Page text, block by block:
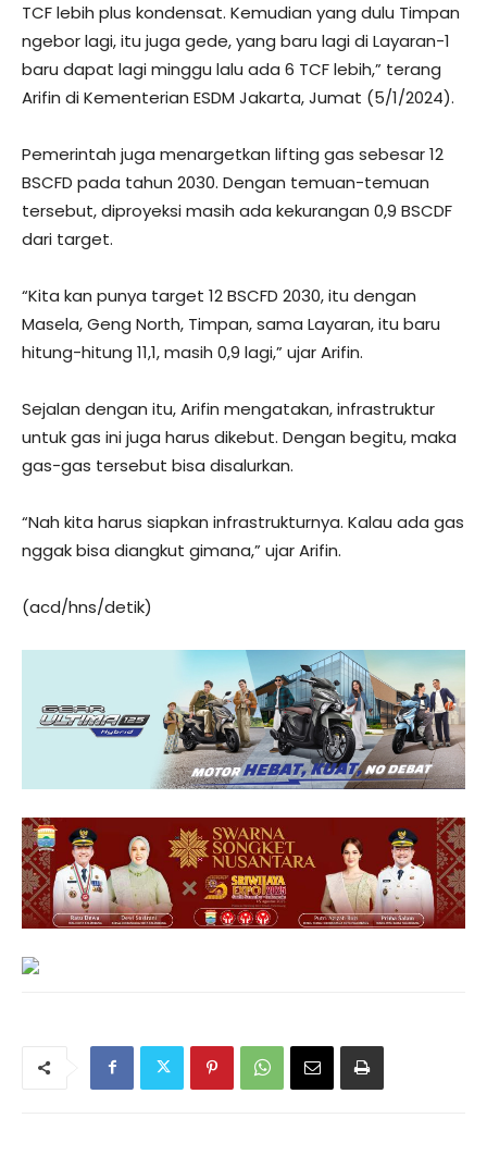
TCF lebih plus kondensat. Kemudian yang dulu Timpan
ngebor lagi, itu juga gede, yang baru lagi di Layaran-1
baru dapat lagi minggu lalu ada 6 TCF lebih,” terang
Arifin di Kementerian ESDM Jakarta, Jumat (5/1/2024).
Pemerintah juga menargetkan lifting gas sebesar 12
BSCFD pada tahun 2030. Dengan temuan-temuan
tersebut, diproyeksi masih ada kekurangan 0,9 BSCDF
dari target.
“Kita kan punya target 12 BSCFD 2030, itu dengan
Masela, Geng North, Timpan, sama Layaran, itu baru
hitung-hitung 11,1, masih 0,9 lagi,” ujar Arifin.
Sejalan dengan itu, Arifin mengatakan, infrastruktur
untuk gas ini juga harus dikebut. Dengan begitu, maka
gas-gas tersebut bisa disalurkan.
“Nah kita harus siapkan infrastrukturnya. Kalau ada gas
nggak bisa diangkut gimana,” ujar Arifin.
(acd/hns/detik)